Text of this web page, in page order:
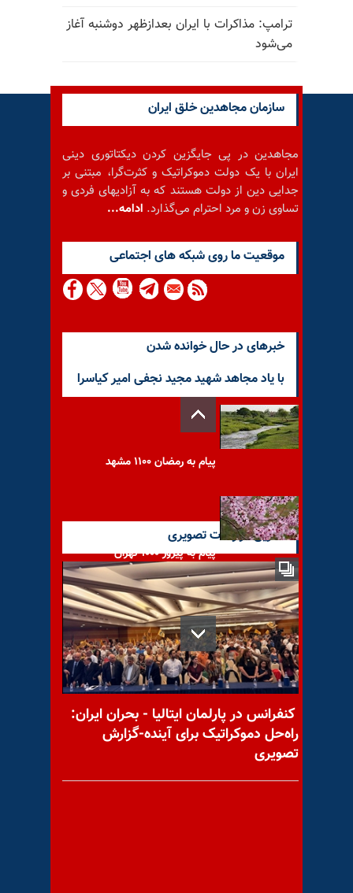
ترامپ: مذاکرات با ایران بعدازظهر دوشنبه آغاز
می‌شود
سازمان مجاهدین خلق ایران
مجاهدین در پی جایگزین کردن دیکتاتوری دینی
ایران با یک دولت دموکراتیک و کثرت‌گرا، مبتنی بر
جدایی دین از دولت هستند که به آزادیهای فردی و
تساوی زن و مرد احترام می‌گذارد. ادامه...
موقعيت ما روى شبكه هاى اجتماعى
خبرهای در حال خوانده شدن
با یاد مجاهد شهید مجید نجفی امیر کیاسرا
پیام به رمضان ۱۱۰۰ مشهد
پیام به پیروز ۱۰۰۰ تهران
فراخوان برای نجات جان
امیرحسن اکبری منفرد
آخرین گزارشات تصویری
کنفرانس در پارلمان ایتالیا - بحران ایران:
راه‌حل دموکراتیک برای آینده-گزارش
تصویری